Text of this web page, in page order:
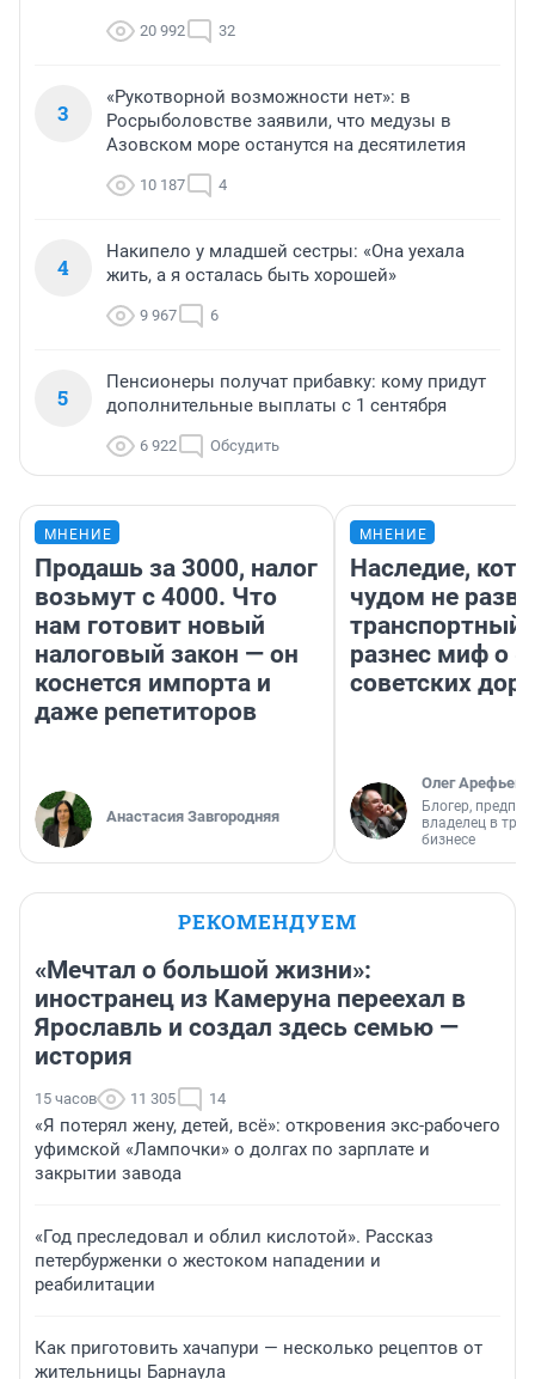
20 992 32
3
«Рукотворной возможности нет»: в
Росрыболовстве заявили, что медузы в
Азовском море останутся на десятилетия
10 187 4
4
Накипело у младшей сестры: «Она уехала
жить, а я осталась быть хорошей»
9 967 6
5
Пенсионеры получат прибавку: кому придут
дополнительные выплаты с 1 сентября
6 922 Обсудить
МНЕНИЕ
Продашь за 3000, налог
возьмут с 4000. Что
нам готовит новый
налоговый закон — он
коснется импорта и
даже репетиторов
Анастасия Завгородняя
МНЕНИЕ
Наследие,
чудом не
транспортный
разнес миф о
советских
Олег Арефьев
Блогер,
владелец в
бизнесе
РЕКОМЕНДУЕМ
«Мечтал о большой жизни»:
иностранец из Камеруна переехал в
Ярославль и создал здесь семью —
история
15 часов 11 305 14
«Я потерял жену, детей, всё»: откровения экс-рабочего
уфимской «Лампочки» о долгах по зарплате и
закрытии завода
«Год преследовал и облил кислотой». Рассказ
петербурженки о жестоком нападении и
реабилитации
Как приготовить хачапури — несколько рецептов от
жительницы Барнаула